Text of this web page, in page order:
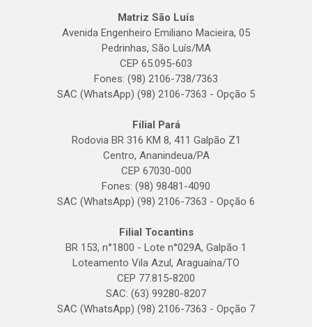
Matriz São Luís
Avenida Engenheiro Emiliano Macieira, 05
Pedrinhas, São Luís/MA
CEP 65.095-603
Fones: (98) 2106-738/7363
SAC (WhatsApp) (98) 2106-7363 - Opção 5
Filial Pará
Rodovia BR 316 KM 8, 411 Galpão Z1
Centro, Ananindeua/PA
CEP 67030-000
Fones: (98) 98481-4090
SAC (WhatsApp) (98) 2106-7363 - Opção 6
Filial Tocantins
BR 153, n°1800 - Lote n°029A, Galpão 1
Loteamento Vila Azul, Araguaína/TO
CEP 77.815-8200
SAC: (63) 99280-8207
SAC (WhatsApp) (98) 2106-7363 - Opção 7